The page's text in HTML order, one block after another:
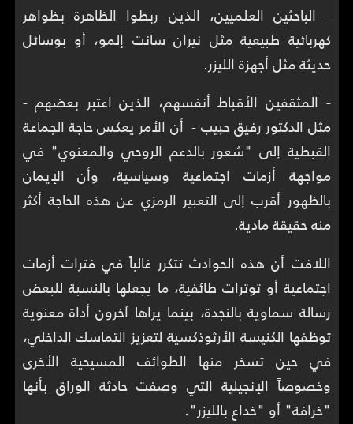
- الباحثين العلميين، الذين ربطوا الظاهرة بظواهر
كهربائية طبيعية مثل نيران سانت إلمو، أو بوسائل
حديثة مثل أجهزة الليزر.
- المثقفين الأقباط أنفسهم، الذين اعتبر بعضهم -
مثل الدكتور رفيق حبيب - أن الأمر يعكس حاجة الجماعة
القبطية إلى "شعور بالدعم الروحي والمعنوي" في
مواجهة أزمات اجتماعية وسياسية، وأن الإيمان
بالظهور أقرب إلى التعبير الرمزي عن هذه الحاجة أكثر
منه حقيقة مادية.
اللافت أن هذه الحوادث تتكرر غالباً في فترات أزمات
اجتماعية أو توترات طائفية، ما يجعلها بالنسبة للبعض
رسالة سماوية بالنجدة، بينما يراها آخرون أداة معنوية
توظفها الكنيسة الأرثوذكسية لتعزيز التماسك الداخلي،
في حين تسخر منها الطوائف المسيحية الأخرى
وخصوصاً الإنجيلية التي وصفت حادثة الوراق بأنها
"خرافة" أو "خداع بالليزر".